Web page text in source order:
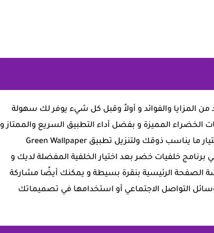
المزايا والفوائد و أولاً وقبل كل شيء يوفر لك سهولة
الخضراء المميزة و بفضل أداء التطبيق السريع والممتاز و
يمكنك تصفح الخلفيات بسلاسة واختيار ما يناسب ذوقك ولتنزيل تطبيق Green Wallpaper
برنامج خلفيات خضر بعد اختيار الخلفية المفضلة لديك و
الرئيسية بنقرة بسيطة و يمكنك أيضًا مشاركة
التواصل الاجتماعي أو استخدامها في تصميماتك